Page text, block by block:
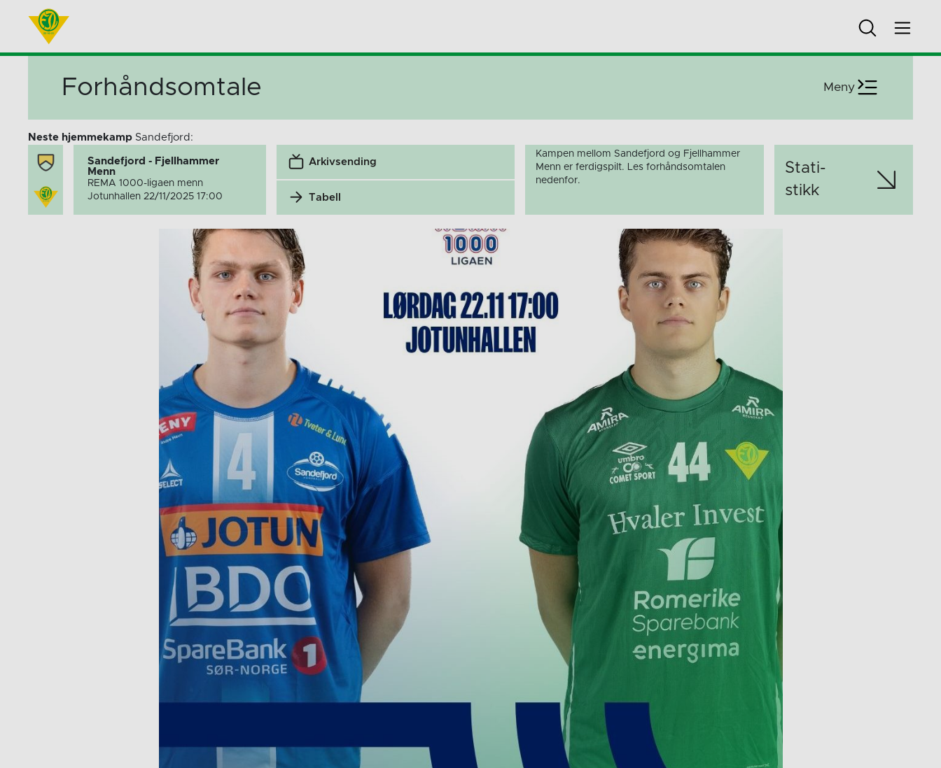
Forhåndsomtale Meny
Neste hjemmekamp Sandefjord:
Sandefjord - Fjellhammer
Menn
REMA 1000-ligaen menn
Jotunhallen 22/11/2025 17:00
Arkivsending
Tabell
Kampen mellom Sandefjord og Fjellhammer
Menn er ferdigspilt. Les forhåndsomtalen
nedenfor.
Stati­
stikk